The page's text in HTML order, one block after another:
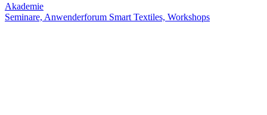
Akademie
Seminare, Anwenderforum Smart Textiles, Workshops